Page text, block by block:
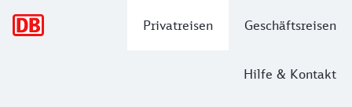
Privatreisen Geschäftsreisen
Hilfe & Kontakt